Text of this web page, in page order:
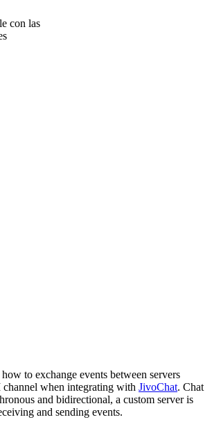
con las
to exchange events between servers
when integrating with JivoChat. Chat
and bidirectional, a custom server is
and sending events.